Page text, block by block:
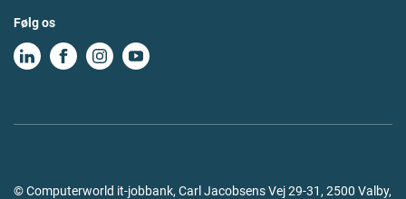
Følg os
© Computerworld it-jobbank, Carl Jacobsens Vej 29-31, 2500 Valby,